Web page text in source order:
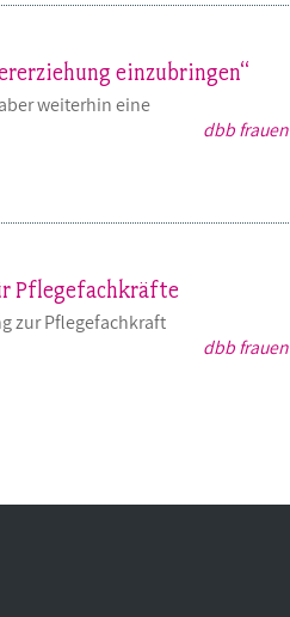
dbb frauen
einzubringen“
weiterhin eine
dbb frauen
Pflegefachkräfte
zur Pflegefachkraft